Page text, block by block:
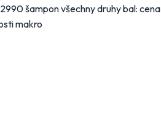
šampon všechny druhy bal:
makro
Norma